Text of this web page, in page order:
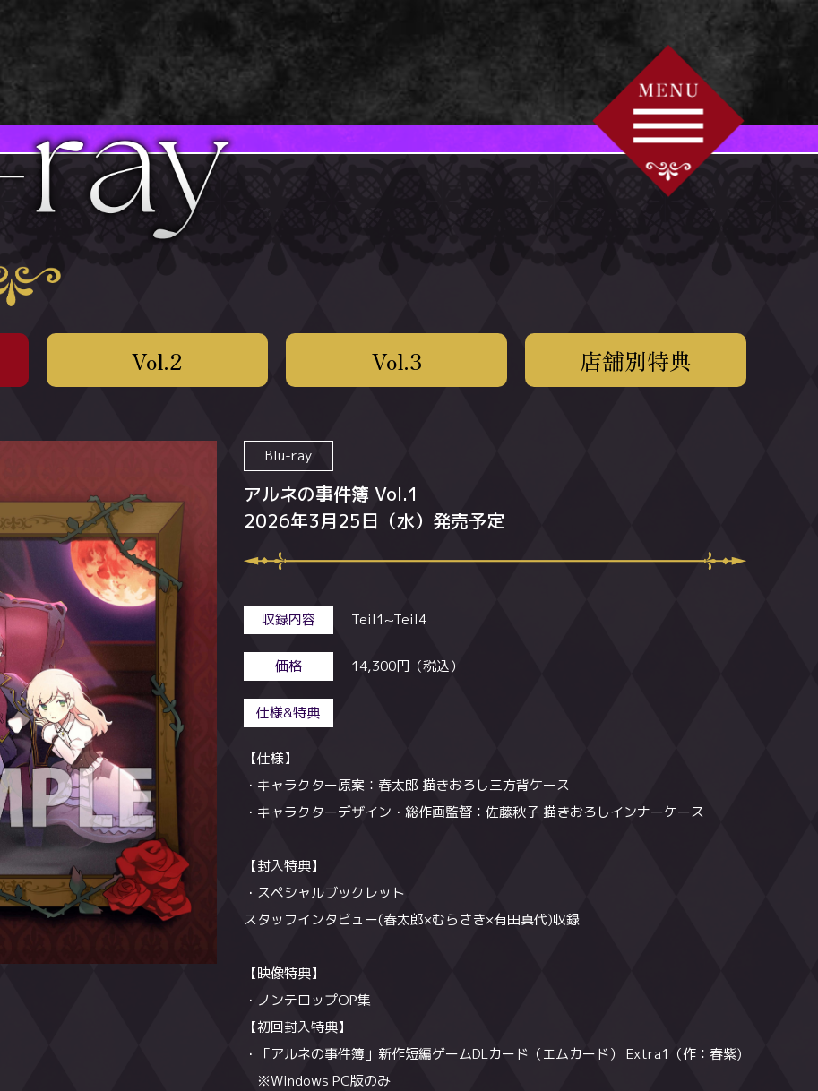
Vol.2 Vol.3 店舗別特典
Blu-ray
アルネの事件簿 Vol.1
2026年3月25日（水）発売予定
収録内容 Teil1~Teil4
価格 14,300円（税込）
仕様&特典
【仕様】
・キャラクター原案：春太郎 描きおろし三方背ケース
・キャラクターデザイン・総作画監督：佐藤秋子 描きおろしインナーケース
【封入特典】
・スペシャルブックレット
スタッフインタビュー(春太郎×むらさき×有田真代)収録
【映像特典】
・ノンテロップOP集
【初回封入特典】
・「アルネの事件簿」新作短編ゲームDLカード（エムカード） Extra1（作：春紫)
※Windows PC版のみ
Blu-ray
アルネの事件簿 Vol.2
2026年4月29日（水）発売予定
収録内容 Teil5～Teil8
価格 14,300円（税込）
仕様&特典
【仕様】
・キャラクター原案：春太郎 描きおろし三方背ケース
・キャラクターデザイン・総作画監督：佐藤秋子 描きおろしインナーケース
【封入特典】
・スペシャルブックレット
キャストインタビュー（内山昂輝×田中あいみ×貫井柚佳）収録
【映像特典】
・ノンテロップED
【初回封入特典】
・「アルネの事件簿」新作短編ゲームDLカード（エムカード） Extra2（作：春紫)
※Windows PC版のみ
Blu-ray
アルネの事件簿 Vol.3
2026年5月27日（水）発売予定
収録内容 Teil9～Teil12
価格 14,300円（税込）
仕様&特典
【仕様】
・キャラクター原案：春太郎 描きおろし三方背ケース
・キャラクターデザイン・総作画監督：佐藤秋子 描きおろしインナーケース
【封入特典】
・スペシャルブックレット
スタッフインタビュー（井上圭介×むらさき×清水優人）収録
【映像特典】
・PV集
【初回封入特典】
・「アルネの事件簿」新作短編ゲームDLカード（エムカード） Extra3（作：春
紫）
全巻購入特典